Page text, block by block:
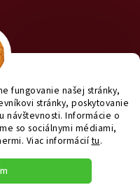
fungovanie našej stránky,
stránky, poskytovanie
návštevnosti. Informácie o
so sociálnymi médiami,
. Viac informáciítu.
náš útulkový eshop a
|e_minds
práva vyhradené.
Upraviť